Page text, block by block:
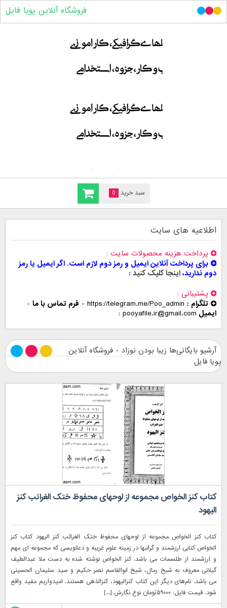
سبد خرید 0
فروشگاه آنلاین پویا فایل
اطلاعیه های سایت
پرداخت هزینه محصولات سایت
برای پرداخت آنلاین ایمیل و رمز دوم لازم است. اگر ایمیل یا رمز
دوم ندارید،اینجا کلیک کنید
پشتیبانی
تلگرام : https://telegram.me/Poo_admin
- فرم تماس با ما -
ایمیل pooyafile.ir@gmail.com
آرشیو بایگانی‌ها زیبا بودن نوزاد - فروشگاه آنلاین
پویا فایل
کتاب کنز الخواص مجموعه از لوحهای محفوظ ختک الغرائب کنز
الیهود
کتاب کنز الخواص مجموعه از لوحهای محفوظ ختک الغرائب کنز الیهود کتاب کنز
الخواص کتابی ارزشمند و گرانبها در زمینه علوم غریبه و دعانویسی که مجموعه ای مهم
و ارزشمند از طلسمات می باشد. کنز الخواص نوشته شده به دست ملا عبدالطیف
گیلانی معروف به شیخ رمال، شیخ ابوالقاسم نصر حکیم و سید سلیمان الحسینی
می باشد. نام‌های دیگر این کتاب کنزالیهود، کنزالذهی هستند. امیدواریم مفید واقع
شود. قیمت فایل: ۵۹۰۰۰تومان نوع نگارش [...]